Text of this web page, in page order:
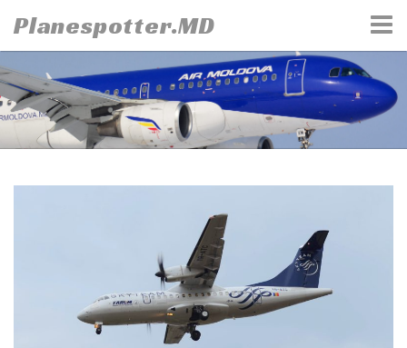
to
content
Planespotter.MD